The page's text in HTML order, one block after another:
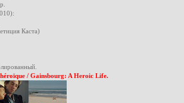
Каста)
/ Gainsbourg: A Heroic Life.